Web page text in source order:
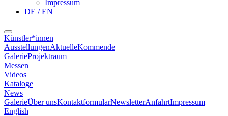
Impressum
DE / EN
Künstler*innen
AusstellungenAktuelleKommende
GalerieProjektraum
Messen
Videos
Kataloge
News
GalerieÜber unsKontaktformularNewsletterAnfahrtImpressum
English